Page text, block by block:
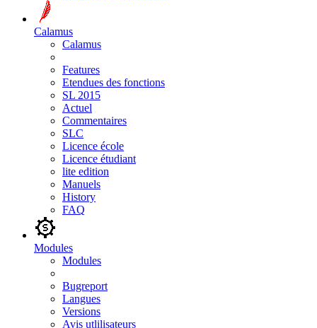
Calamus
Calamus
Features
Etendues des fonctions
SL 2015
Actuel
Commentaires
SLC
Licence école
Licence étudiant
lite edition
Manuels
History
FAQ
Modules
Modules
Bugreport
Langues
Versions
Avis utlilisateurs